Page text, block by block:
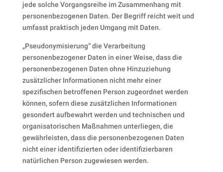
jede solche Vorgangsreihe im Zusammenhang mit
personenbezogenen Daten. Der Begriff reicht weit und
umfasst praktisch jeden Umgang mit Daten.
„Pseudonymisierung“ die Verarbeitung
personenbezogener Daten in einer Weise, dass die
personenbezogenen Daten ohne Hinzuziehung
zusätzlicher Informationen nicht mehr einer
spezifischen betroffenen Person zugeordnet werden
können, sofern diese zusätzlichen Informationen
gesondert aufbewahrt werden und technischen und
organisatorischen Maßnahmen unterliegen, die
gewährleisten, dass die personenbezogenen Daten
nicht einer identifizierten oder identifizierbaren
natürlichen Person zugewiesen werden.